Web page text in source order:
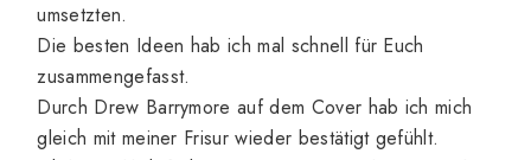
umsetzten.
Die besten Ideen hab ich mal schnell für Euch
zusammengefasst.
Durch Drew Barrymore auf dem Cover hab ich mich
gleich mit meiner Frisur wieder bestätigt gefühlt.